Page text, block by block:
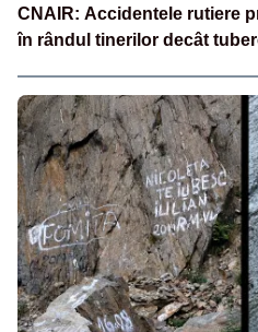
CNAIR: Accidentele rutiere
în rândul tinerilor decât